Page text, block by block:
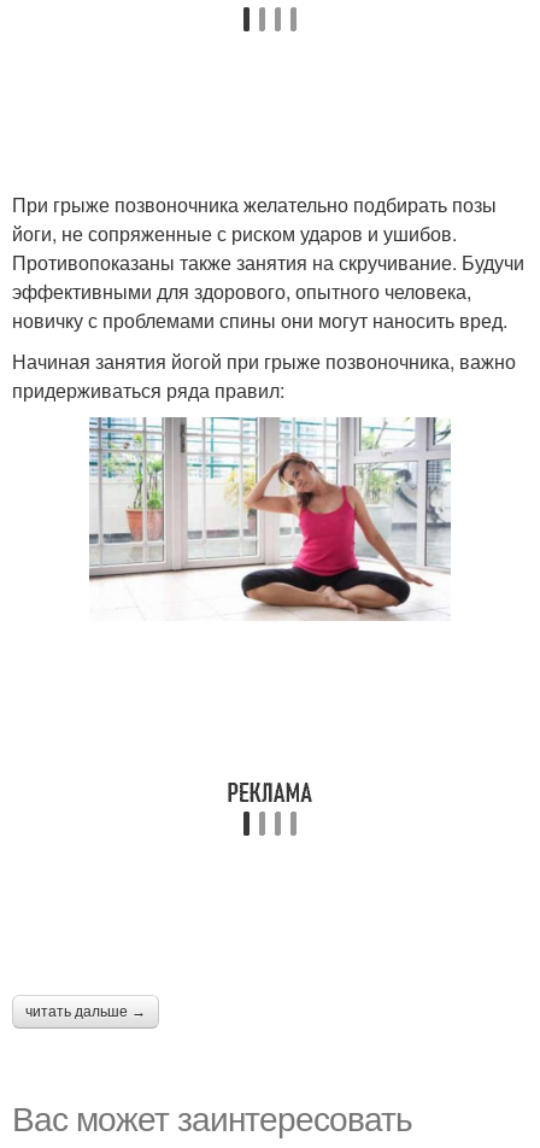
При грыже позвоночника желательно подбирать позы
йоги, не сопряженные с риском ударов и ушибов.
Противопоказаны также занятия на скручивание. Будучи
эффективными для здорового, опытного человека,
новичку с проблемами спины они могут наносить вред.
Начиная занятия йогой при грыже позвоночника, важно
придерживаться ряда правил:
читать дальше →
Вас может заинтересовать